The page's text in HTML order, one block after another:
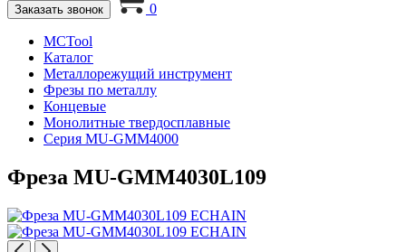
Заказать звонок 0
MCTool
Каталог
Металлорежущий инструмент
Фрезы по металлу
Концевые
Монолитные твердосплавные
Серия MU-GMM4000
Фреза MU-GMM4030L109